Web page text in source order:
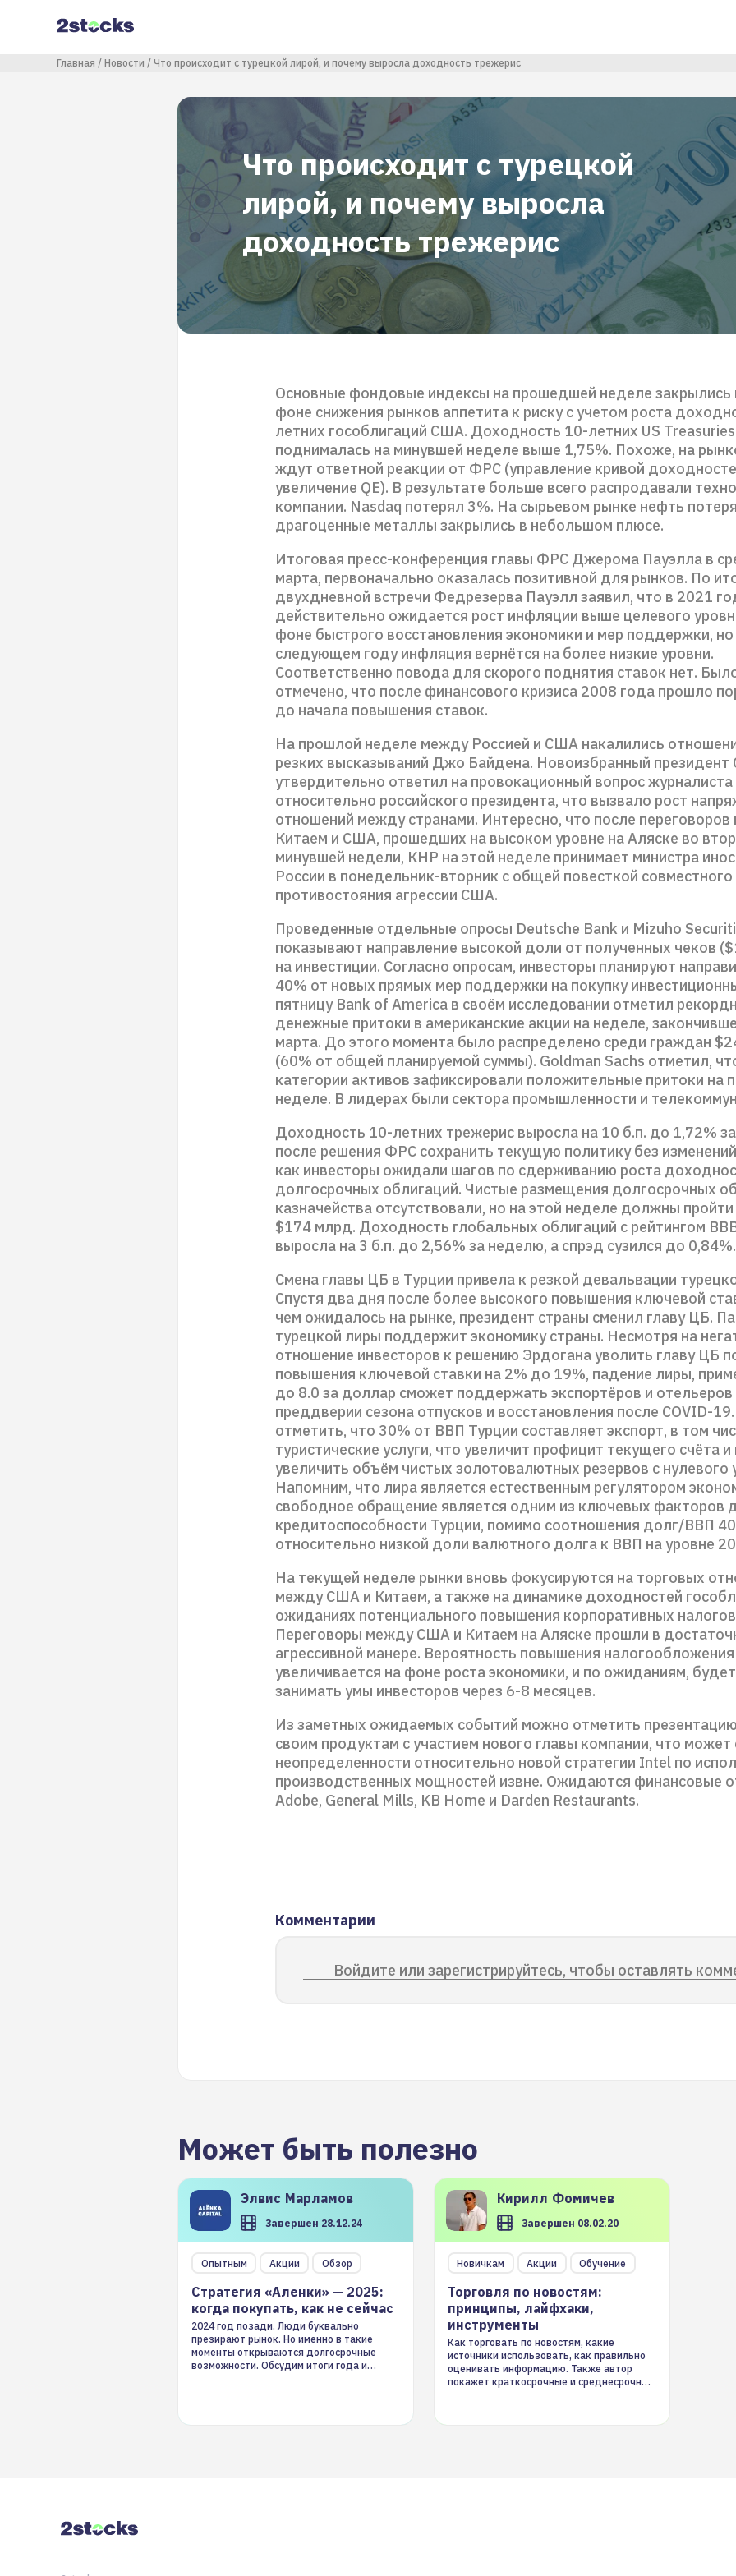
содержанию
Строка навигации
Главная Новости Что происходит с турецкой лирой, и почему выросла доходность трежерис
Что происходит с турецкой
лирой, и почему выросла
доходность трежерис
Основные фондовые индексы на прошедшей неделе закрылись
фоне снижения рынков аппетита к риску с учетом роста
летних гособлигаций США. Доходность 10-летних US Treasuries
поднималась на минувшей неделе выше 1,75%. Похоже, на
ждут ответной реакции от ФРС (управление кривой
увеличение QE). В результате больше всего распродавали
компании. Nasdaq потерял 3%. На сырьевом рынке нефть
драгоценные металлы закрылись в небольшом плюсе.
Итоговая пресс-конференция главы ФРС Джерома Пауэлла в
марта, первоначально оказалась позитивной для рынков. По
двухдневной встречи Федрезерва Пауэлл заявил, что в 2021
действительно ожидается рост инфляции выше целевого
фоне быстрого восстановления экономики и мер поддержки, но
следующем году инфляция вернётся на более низкие уровни.
Соответственно повода для скорого поднятия ставок нет.
отмечено, что после финансового кризиса 2008 года прошло
до начала повышения ставок.
На прошлой неделе между Россией и США накалились
резких высказываний Джо Байдена. Новоизбранный
утвердительно ответил на провокационный вопрос журналиста
относительно российского президента, что вызвало рост
отношений между странами. Интересно, что после
Китаем и США, прошедших на высоком уровне на Аляске во
минувшей недели, КНР на этой неделе принимает министра
России в понедельник-вторник с общей повесткой совместного
противостояния агрессии США.
Проведенные отдельные опросы Deutsche Bank и Mizuho
показывают направление высокой доли от полученных чеков
на инвестиции. Согласно опросам, инвесторы планируют
40% от новых прямых мер поддержки на покупку
пятницу Bank of America в своём исследовании отметил
денежные притоки в американские акции на неделе,
марта. До этого момента было распределено среди граждан
(60% от общей планируемой суммы). Goldman Sachs отметил,
категории активов зафиксировали положительные притоки на
неделе. В лидерах были сектора промышленности и
Доходность 10-летних трежерис выросла на 10 б.п. до 1,72%
после решения ФРС сохранить текущую политику без
как инвесторы ожидали шагов по сдерживанию роста
долгосрочных облигаций. Чистые размещения долгосрочных
казначейства отсутствовали, но на этой неделе должны
$174 млрд. Доходность глобальных облигаций с рейтингом
выросла на 3 б.п. до 2,56% за неделю, а спрэд сузился до 0,84%.
Смена главы ЦБ в Турции привела к резкой девальвации
Спустя два дня после более высокого повышения ключевой
чем ожидалось на рынке, президент страны сменил главу ЦБ.
турецкой лиры поддержит экономику страны. Несмотря на
отношение инвесторов к решению Эрдогана уволить главу ЦБ
повышения ключевой ставки на 2% до 19%, падение лиры,
до 8.0 за доллар сможет поддержать экспортёров и отельеров
преддверии сезона отпусков и восстановления после COVID-
отметить, что 30% от ВВП Турции составляет экспорт, в том
туристические услуги, что увеличит профицит текущего счёта
увеличить объём чистых золотовалютных резервов c нулевого
Напомним, что лира является естественным регулятором
свободное обращение является одним из ключевых факторов
кредитоспособности Турции, помимо соотношения долг/ВВП
относительно низкой доли валютного долга к ВВП на уровне
На текущей неделе рынки вновь фокусируются на торговых
между США и Китаем, а также на динамике доходностей
ожиданиях потенциального повышения корпоративных
Переговоры между США и Китаем на Аляске прошли в
агрессивной манере. Вероятность повышения
увеличивается на фоне роста экономики, и по ожиданиям,
занимать умы инвесторов через 6-8 месяцев.
Из заметных ожидаемых событий можно отметить
своим продуктам с участием нового главы компании, что может
неопределенности относительно новой стратегии Intel по
производственных мощностей извне. Ожидаются финансовые
Adobe, General Mills, KB Home и Darden Restaurants.
Комментарии
Войдите или зарегистрируйтесь, чтобы оставлять
Может быть полезно
Элвис Марламов
Завершен 28.12.24
Опытным Акции Обзор
Стратегия «Аленки» — 2025:
когда покупать, как не сейчас
2024 год позади. Люди буквально
презирают рынок. Но именно в такие
моменты открываются долгосрочные
возможности. Обсудим итоги года и
Кирилл Фомичев
Завершен 08.02.20
Новичкам Акции Обучение
Торговля по новостям:
принципы, лайфхаки,
инструменты
Как торговать по новостям, какие
источники использовать, как правильно
оценивать информацию. Также автор
покажет краткосрочные и среднесрочные